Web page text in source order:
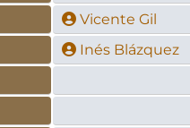
Vicente Gil
Inés Blázquez